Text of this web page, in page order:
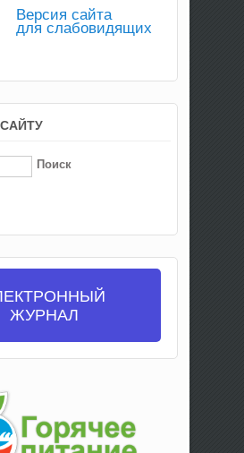
Версия сайта
для слабовидящих
Поиск
ЖУРНАЛ